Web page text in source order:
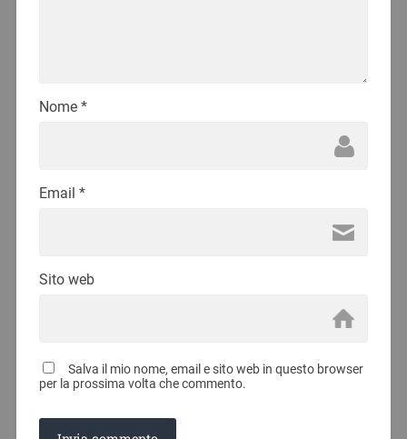
Nome *
Email *
Sito web
Salva il mio nome, email e sito web in questo browser
per la prossima volta che commento.